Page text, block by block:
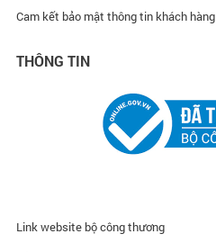
Cam kết bảo mật thông tin khách hàng
THÔNG TIN
Link website bộ công thương